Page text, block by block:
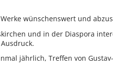
wünschenswert und
und in der Diaspora
jährlich, Treffen von